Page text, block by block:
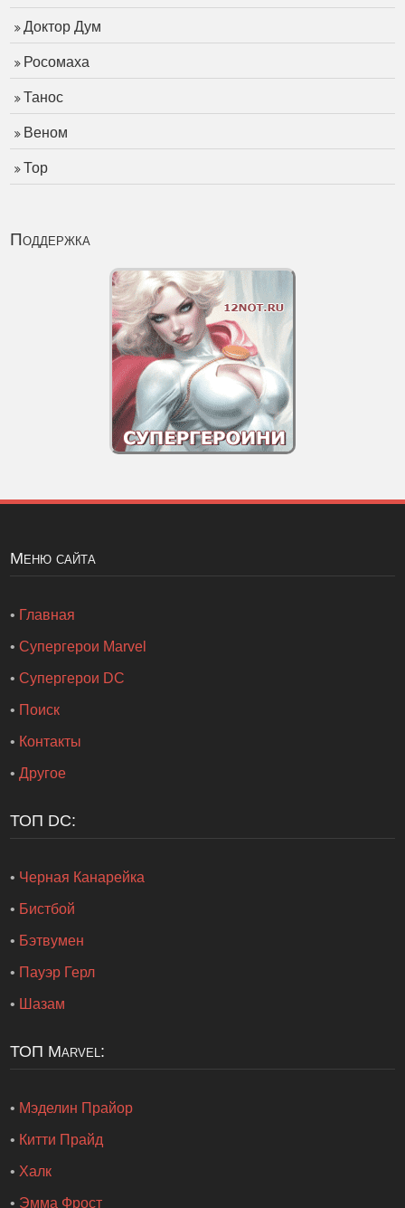
Доктор Дум
Росомаха
Танос
Веном
Тор
Поддержка
Меню сайта
• Главная
•Супергерои Marvel
•Супергерои DC
• Поиск
• Контакты
•Другое
ТОП DC:
• Черная Канарейка
• Бистбой
• Бэтвумен
• Пауэр Герл
• Шазам
ТОП Marvel:
• Мэделин Прайор
• Китти Прайд
• Халк
• Эмма Фрост